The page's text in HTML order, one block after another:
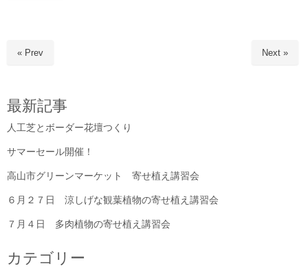
« Prev Next »
最新記事
人工芝とボーダー花壇つくり
サマーセール開催！
高山市グリーンマーケット 寄せ植え講習会
６月２７日 涼しげな観葉植物の寄せ植え講習会
７月４日 多肉植物の寄せ植え講習会
カテゴリー